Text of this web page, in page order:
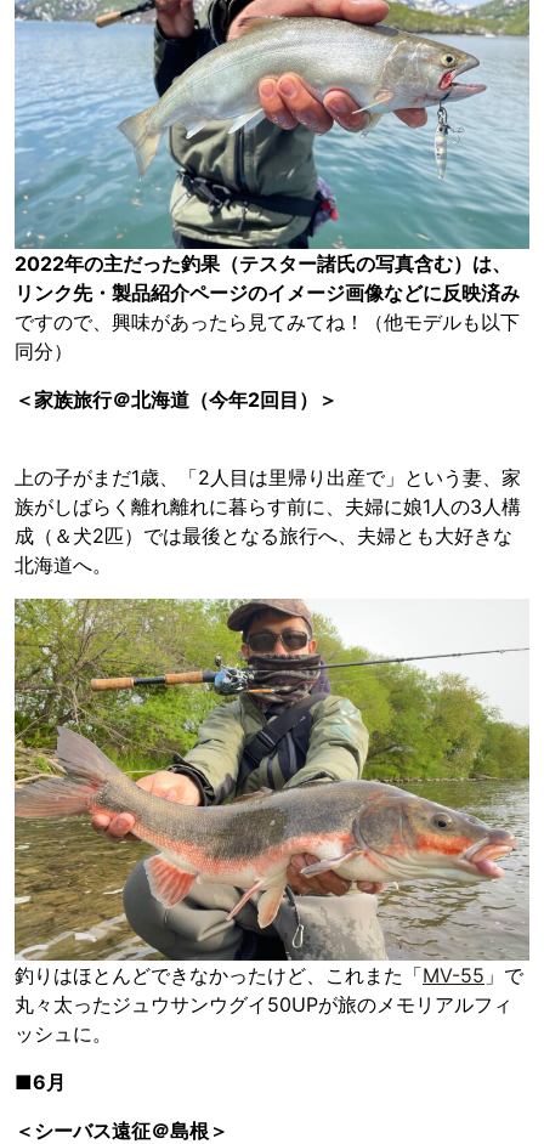
2022年の主だった釣果（テスター諸氏の写真含む）は、
リンク先・製品紹介ページのイメージ画像などに反映済み
ですので、興味があったら見てみてね！（他モデルも以下
同分）
＜家族旅行＠北海道（今年2回目）＞
上の子がまだ1歳、「2人目は里帰り出産で」という妻、家
族がしばらく離れ離れに暮らす前に、夫婦に娘1人の3人構
成（＆犬2匹）では最後となる旅行へ、夫婦とも大好きな
北海道へ。
釣りはほとんどできなかったけど、これまた「MV-55 」で
丸々太ったジュウサンウグイ50UPが旅のメモリアルフィ
ッシュに。
■6月
＜シーバス遠征＠島根＞